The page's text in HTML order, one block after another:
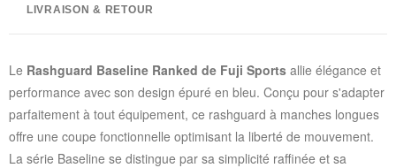
LIVRAISON & RETOUR
Le Rashguard Baseline Ranked de Fuji Sports allie élégance et
performance avec son design épuré en bleu. Conçu pour s'adapter
parfaitement à tout équipement, ce rashguard à manches longues
offre une coupe fonctionnelle optimisant la liberté de mouvement.
La série Baseline se distingue par sa simplicité raffinée et sa